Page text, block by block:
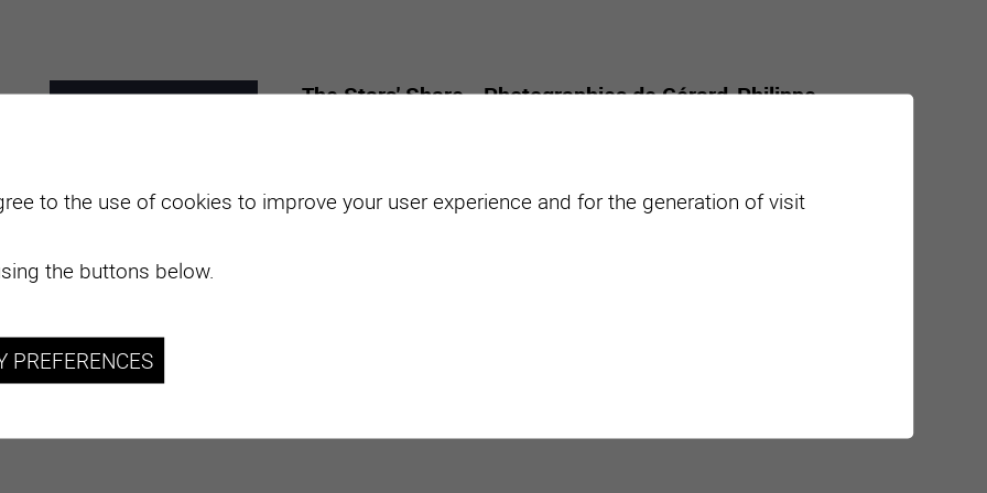
2026
The Stars' Share - Photographies de Gérard-Philippe
from all over the world.
to the use of cookies to improve your user experience and for the generation of visit
the buttons below.
PREFERENCES